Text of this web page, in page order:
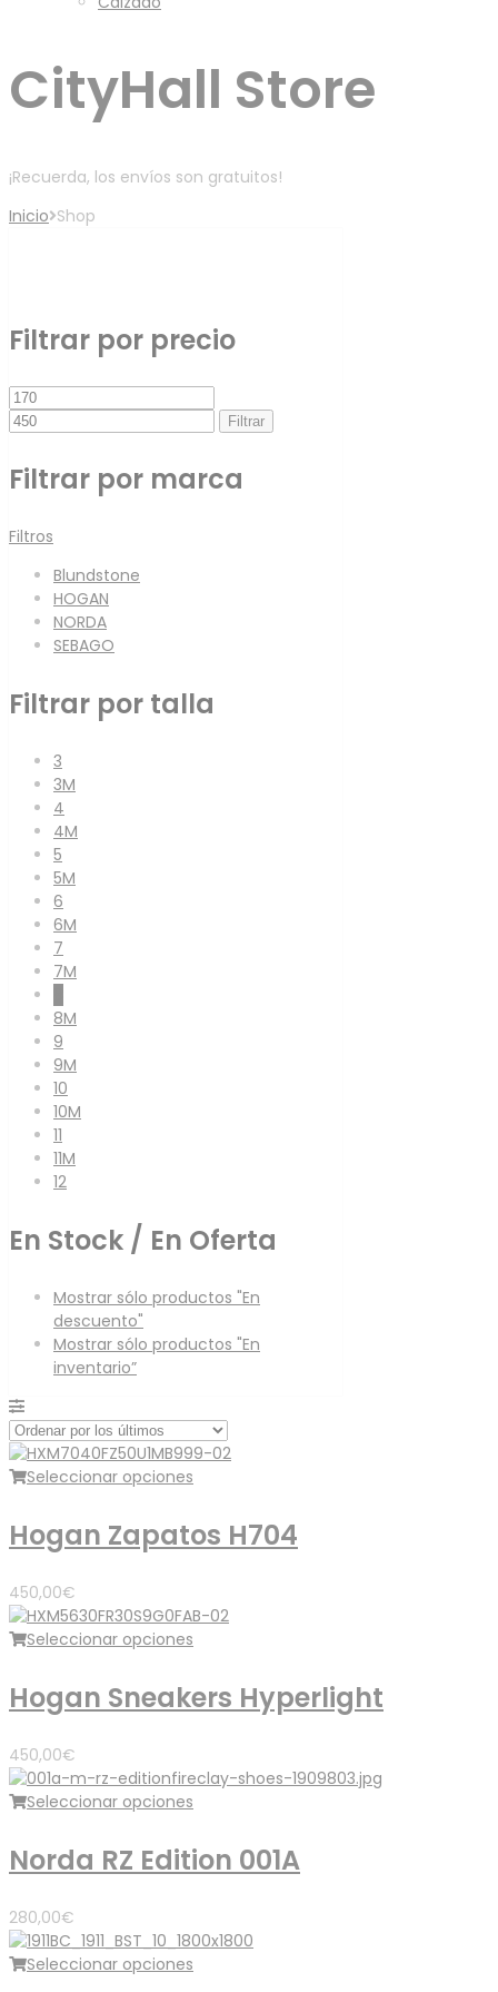
CityHall Store
¡Recuerda, los envíos son gratuitos!
Inicio Shop
Filtrar por precio
Precio
mínimo
máximo
Filtrar
Filtrar por marca
Filtros
Blundstone
HOGAN
NORDA
SEBAGO
Filtrar por talla
3
3M
4
4M
5
5M
6
6M
7
7M
8M
9
9M
10
10M
11
11M
12
En Stock / En Oferta
Mostrar sólo productos "En
descuento"
Mostrar sólo productos "En
inventario”
Seleccionar opciones
Hogan Zapatos H704
450,00€
Seleccionar opciones
Hogan Sneakers Hyperlight
450,00€
Seleccionar opciones
Norda RZ Edition 001A
280,00€
Seleccionar opciones